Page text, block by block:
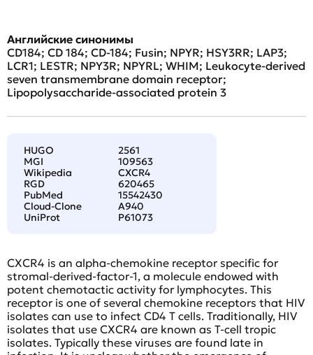
Английские синонимы
CD184; CD 184; CD-184; Fusin; NPYR; HSY3RR; LAP3;
LCR1; LESTR; NPY3R; NPYRL; WHIM; Leukocyte-derived
seven transmembrane domain receptor;
Lipopolysaccharide-associated protein 3
HUGO
2561
MGI
109563
Wikipedia
CXCR4
RGD
620465
PubMed
15542430
Cloud-Clone
A940
UniProt
P61073
CXCR4 is an alpha-chemokine receptor specific for
stromal-derived-factor-1, a molecule endowed with
potent chemotactic activity for lymphocytes. This
receptor is one of several chemokine receptors that HIV
isolates can use to infect CD4 T cells. Traditionally, HIV
isolates that use CXCR4 are known as T-cell tropic
isolates. Typically these viruses are found late in